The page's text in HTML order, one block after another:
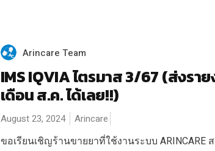
Arincare Team
IMS IQVIA ไตรมาส 3/67 (ส่งรา
เดือน ส.ค. ได้เลย!!)
August 23, 2024 Arincare
ขอเรียนเชิญร้านขายยาที่ใช้งานระบบ ARINCARE